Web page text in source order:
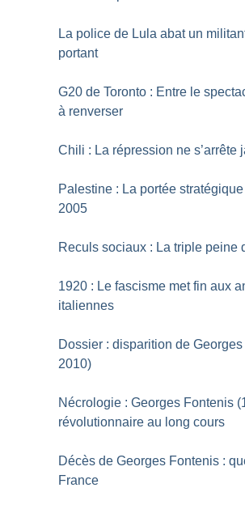
La police de Lula abat un
portant
G20 de Toronto : Entre le
à renverser
Chili : La répression ne s’arrête
Palestine : La portée
2005
Reculs sociaux : La triple peine
1920 : Le fascisme met fin aux
italiennes
Dossier : disparition de
2010)
Nécrologie : Georges Fontenis
révolutionnaire au long cours
Décès de Georges Fontenis :
France